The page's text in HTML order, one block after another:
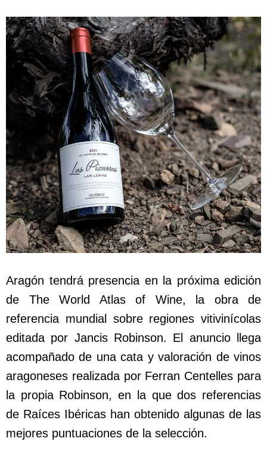
Aragón tendrá presencia en la próxima edición
de The World Atlas of Wine, la obra de
referencia mundial sobre regiones vitivinícolas
editada por Jancis Robinson. El anuncio llega
acompañado de una cata y valoración de vinos
aragoneses realizada por Ferran Centelles para
la propia Robinson, en la que dos referencias
de Raíces Ibéricas han obtenido algunas de las
mejores puntuaciones de la selección.